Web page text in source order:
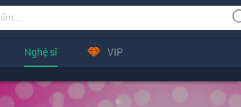
Nghệ sĩ VIP